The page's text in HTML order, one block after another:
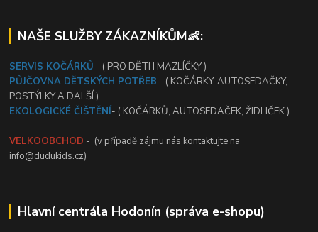
NAŠE SLUŽBY ZÁKAZNÍKŮM👶:
SERVIS KOČÁRKŮ - ( PRO DĚTI I MAZLÍČKY )
PŮJČOVNA DĚTSKÝCH POTŘEB - ( KOČÁRKY, AUTOSEDAČKY,
POSTÝLKY A DALŠÍ )
EKOLOGICKÉ ČIŠTĚNÍ- ( KOČÁRKŮ, AUTOSEDAČEK, ŽIDLIČEK )
VELKOOBCHOD - (v případě zájmu nás kontaktujte na
info@dudukids.cz)
Hlavní centrála Hodonín (správa e-shopu)